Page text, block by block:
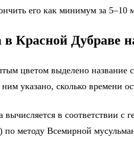
его как минимум за 5–10
в Красной Дубраве
цветом выделено название
указано, сколько времени
вычисляется в соответствии с
по методу Всемирной